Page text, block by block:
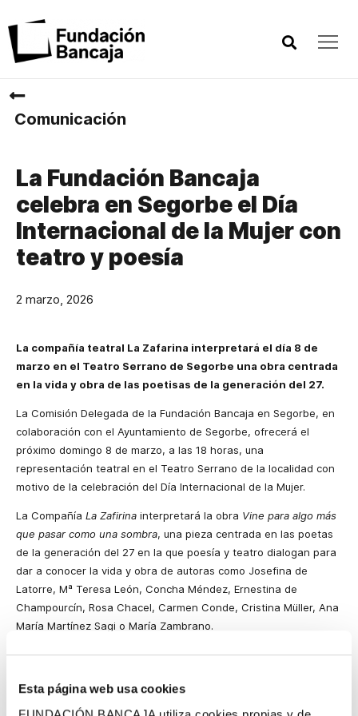
Esta página web usa cookies
Comunicación
La Fundación Bancaja
celebra en Segorbe el Día
Internacional de la Mujer con
teatro y poesía
2 marzo, 2026
La compañía teatral La Zafarina interpretará el día 8 de
marzo en el Teatro Serrano de Segorbe una obra centrada
en la vida y obra de las poetisas de la generación del 27.
La Comisión Delegada de la Fundación Bancaja en Segorbe, en
colaboración con el Ayuntamiento de Segorbe, ofrecerá el
próximo domingo 8 de marzo, a las 18 horas, una
representación teatral en el Teatro Serrano de la localidad con
motivo de la celebración del Día Internacional de la Mujer.
La Compañía La Zafirina interpretará la obra Vine para algo más
que pasar como una sombra, una pieza centrada en las poetas
de la generación del 27 en la que poesía y teatro dialogan para
dar a conocer la vida y obra de autoras como Josefina de
Latorre, Mª Teresa León, Concha Méndez, Ernestina de
Champourcín, Rosa Chacel, Carmen Conde, Cristina Müller, Ana
María Martínez Sagi o María Zambrano.
A través de reflexiones y versos, la obra rescata del olvido la
que emerge desde las sombras con sombreros, cartas y una
pequeña maleta en la que aparecen los nombres de estas